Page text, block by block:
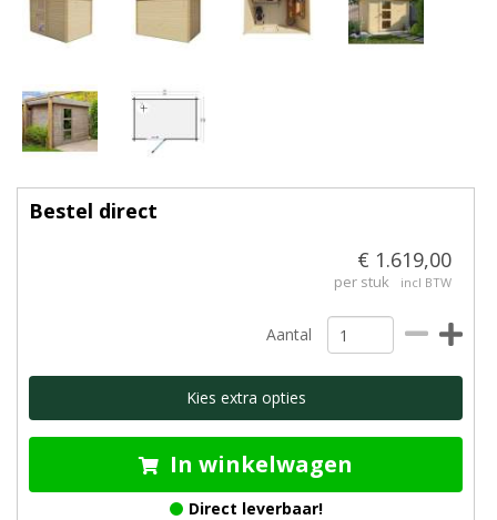
Bestel direct
€ 1.619,00
per stuk incl BTW
Aantal
Kies extra opties
In winkelwagen
Direct leverbaar!